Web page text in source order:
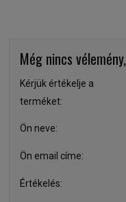
Még nincs
Kérjük értékelje a
terméket:
Ön neve:
Ön email címe:
Értékelés: